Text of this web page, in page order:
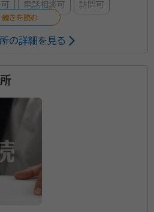
電話相談可 訪問可
届出済 申請取次行政書士
域 相談無料、横浜市近郊なら
合わせ下さった方全員に、A4
ンドブック3種を無料で差し上
の詳細を見る